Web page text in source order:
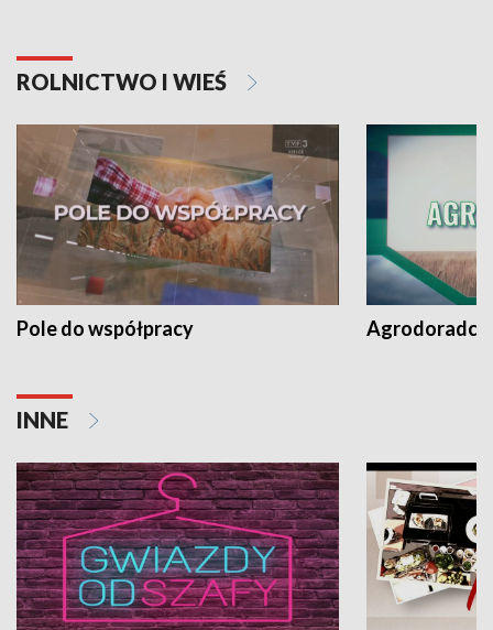
ROLNICTWO I WIEŚ
Pole do współpracy Agrodoradcy
INNE